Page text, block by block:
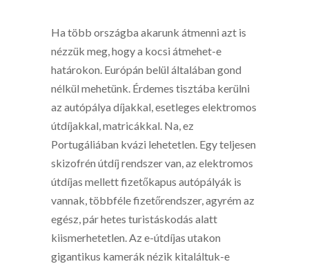
Ha több országba akarunk átmenni azt is
nézzük meg, hogy a kocsi átmehet-e
határokon. Európán belül általában gond
nélkül mehetünk. Érdemes tisztába kerülni
az autópálya díjakkal, esetleges elektromos
útdíjakkal, matricákkal. Na, ez
Portugáliában kvázi lehetetlen. Egy teljesen
skizofrén útdíj rendszer van, az elektromos
útdíjas mellett fizetőkapus autópályák is
vannak, többféle fizetőrendszer, agyrém az
egész, pár hetes turistáskodás alatt
kiismerhetetlen. Az e-útdíjas utakon
gigantikus kamerák nézik kitaláltuk-e